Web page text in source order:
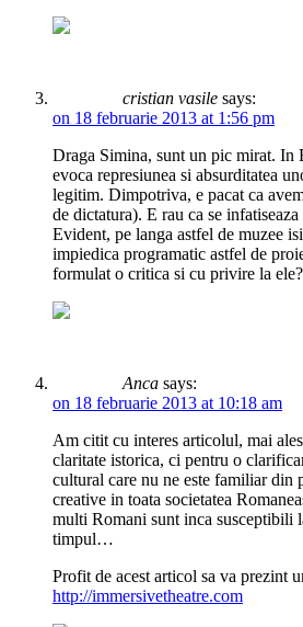
cristian vasile says:
on 18 februarie 2013 at 1:56 pm
Draga Simina, sunt un pic mirat. In
evoca represiunea si absurditatea
legitim. Dimpotriva, e pacat ca
de dictatura). E rau ca se
Evident, pe langa astfel de muzee
impiedica programatic astfel de
formulat o critica si cu privire la
Anca says:
on 18 februarie 2013 at 10:18 am
Am citit cu interes articolul, mai
claritate istorica, ci pentru o
cultural care nu ne este familiar din
creative in toata societatea
multi Romani sunt inca susceptibili
timpul…
Profit de acest articol sa va prezint
http://immersivetheatre.com